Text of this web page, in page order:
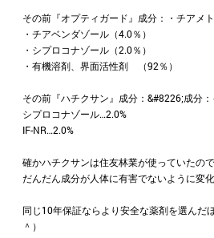
その前『オプティガード』成分：・チアメ
・チアベンダゾール（4.0％）
・シプロコナゾール（2.0％）
・有機溶剤、界面活性剤 （92％）
その前『ハチクサン』成分：&#8226;成分
シプロコナゾール…2.0%
IF-NR…2.0%
確かハチクサンは住友林業が使っていたの
だんだん成分が人体に有害でないように変化
同じ10年保証ならより安全な薬剤を選んだ
＾）